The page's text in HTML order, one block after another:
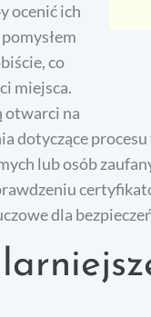
ocenić ich
co
miejsca.
otwarci na
dotyczące
lub osób
dla